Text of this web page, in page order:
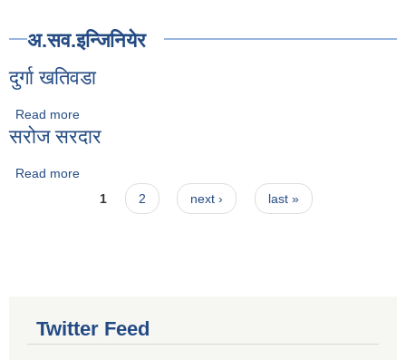
अ.सव.इन्जिनियेर
दुर्गा खतिवडा
Read more
सरोज सरदार
Read more
1 2 next › last »
Twitter Feed